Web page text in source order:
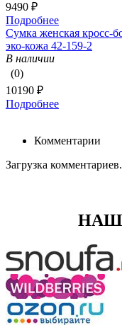
9490 ₽
Подробнее
Сумка женская кросс-
эко-кожа 42-159-2
В наличии
(0)
10190 ₽
Подробнее
Комментарии
Загрузка